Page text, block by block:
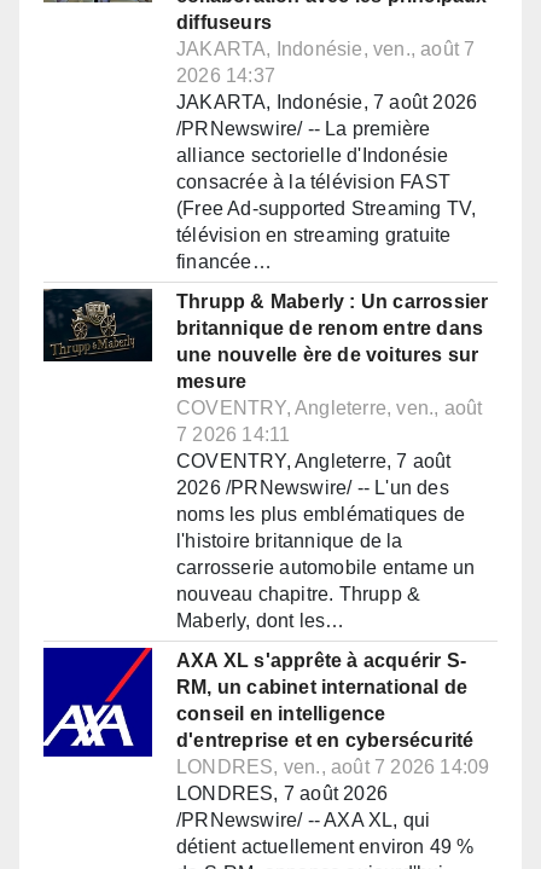
diffuseurs
JAKARTA, Indonésie, ven., août 7
2026 14:37
JAKARTA, Indonésie, 7 août 2026
/PRNewswire/ -- La première
alliance sectorielle d'Indonésie
consacrée à la télévision FAST
(Free Ad-supported Streaming TV,
télévision en streaming gratuite
financée…
Thrupp & Maberly : Un carrossier
britannique de renom entre dans
une nouvelle ère de voitures sur
mesure
COVENTRY, Angleterre, ven., août
7 2026 14:11
COVENTRY, Angleterre, 7 août
2026 /PRNewswire/ -- L'un des
noms les plus emblématiques de
l'histoire britannique de la
carrosserie automobile entame un
nouveau chapitre. Thrupp &
Maberly, dont les…
AXA XL s'apprête à acquérir S-
RM, un cabinet international de
conseil en intelligence
d'entreprise et en cybersécurité
LONDRES, ven., août 7 2026 14:09
LONDRES, 7 août 2026
/PRNewswire/ -- AXA XL, qui
détient actuellement environ 49 %